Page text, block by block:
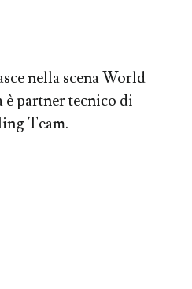
nella scena World
partner tecnico di
Team.